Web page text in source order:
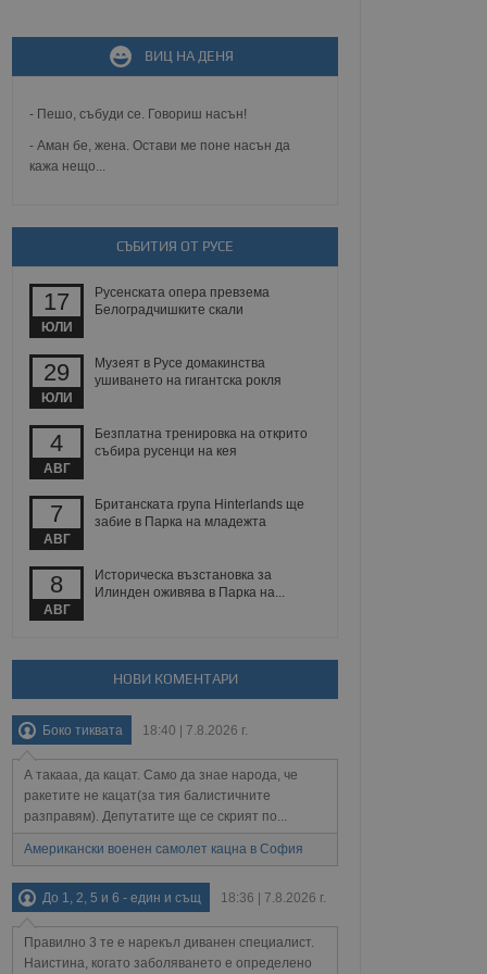
ВИЦ НА ДЕНЯ
- Пешо, събуди се. Говориш насън!
- Аман бе, жена. Остави ме поне насън да
кажа нещо...
СЪБИТИЯ ОТ РУСЕ
17
ЮЛИ
Русенската опера превзема
Белоградчишките скали
29
ЮЛИ
Музеят в Русе домакинства
ушиването на гигантска рокля
4
АВГ
Безплатна тренировка на открито
събира русенци на кея
7
АВГ
Британската група Hinterlands ще
забие в Парка на младежта
8
АВГ
Историческа възстановка за
Илинден оживява в Парка на...
НОВИ КОМЕНТАРИ
Боко тиквата 18:40 | 7.8.2026 г.
А такааа, да кацат. Само да знае народа, че
ракетите не кацат(за тия балистичните
разправям). Депутатите ще се скрият по...
Американски военен самолет кацна в София
До 1, 2, 5 и 6 - един и същ 18:36 | 7.8.2026 г.
Правилно 3 те е нарекъл диванен специалист.
Наистина, когато заболяването е определено
зададена от уеб
MVC
известно като
Той не съдържа
при затваряне
политики и
сесии.
между хората
за да се правят
уебсайт.
на
на бисквитките,
и
и
предоставя
използва
потребител може
на сайта. Тя
на сайта.
взаимодействия
и потребителския
събиране на данни
за
се
данни,
на посещенията,
били заредени.
опит.
на прегледи на
на
тя може
новата или
на сайта. Тя
в целия
на социалните
Описание